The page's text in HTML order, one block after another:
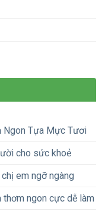
Ngon Tựa Mực Tươi
cho sức khoẻ
em ngỡ ngàng
ngon cực dễ làm